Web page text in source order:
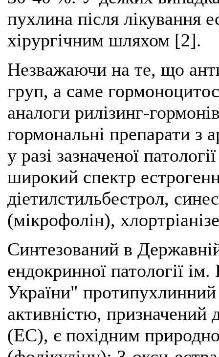
пухлина після лікування
хірургічним шляхом [2].
Незважаючи на те, що
груп, а саме
аналоги рилізинг-
гормональні препарати з
у разі зазначеної
широкий спектр
діетилстильбестрол,
(мікрофолін),
Синтезований в
ендокринної патології
України"
активністю,
(ЕС), є похідним